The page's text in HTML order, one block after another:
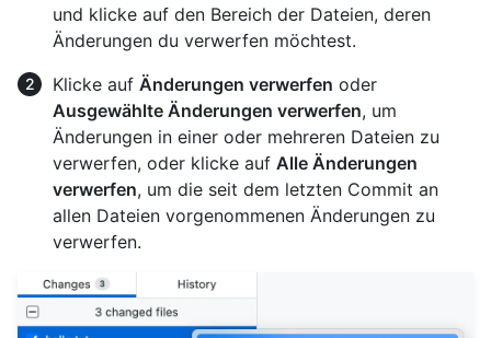
und klicke auf den Bereich der Dateien, deren
Änderungen du verwerfen möchtest.
Klicke auf Änderungen verwerfen oder
Ausgewählte Änderungen verwerfen, um
Änderungen in einer oder mehreren Dateien zu
verwerfen, oder klicke auf Alle Änderungen
verwerfen, um die seit dem letzten Commit an
allen Dateien vorgenommenen Änderungen zu
verwerfen.